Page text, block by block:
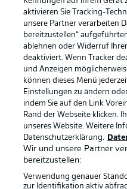
Spieler
AGB
© 2026
Sprachauswahl
aktivieren Sie Tracking-
unsere Partner verarbeiten
bereitzustellen“
ablehnen oder Widerruf
deaktiviert. Wenn Tracker
und Anzeigen
können dieses Menü
Einstellungen zu ändern
indem Sie auf den Link
Rand der Webseite klicken.
unseres Website. Weitere
Datenschutzerklärung.
Wir und unsere Partner
bereitzustellen:
Verwendung genauer
zur Identifikation aktiv